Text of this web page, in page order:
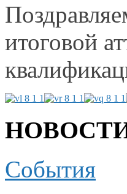
итоговой
События